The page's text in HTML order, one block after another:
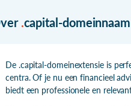
.capital-domeinnaam
De .capital-domeinextensie is
centra. Of je nu een financieel
biedt een professionele en